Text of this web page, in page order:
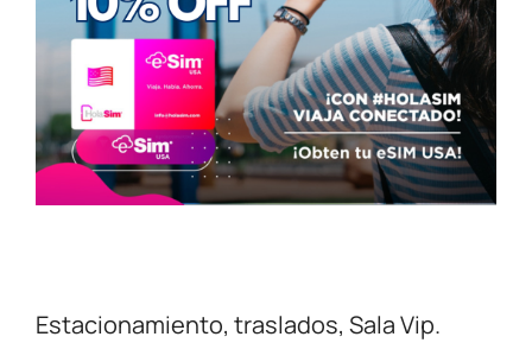
Estacionamiento, traslados, Sala Vip.